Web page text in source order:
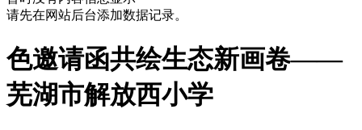
请先在网站后台添加数据记录。
色邀请函共绘生态新画卷——
芜湖市解放西小学